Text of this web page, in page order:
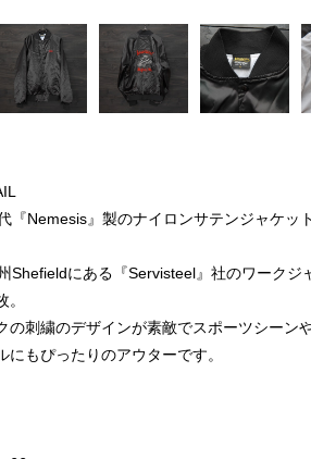
『Nemesis』製のナイロンサテンジャケット
Shefieldにある『Servisteel』社のワークジ
。
の刺繍のデザインが素敵でスポーツシーン
にもぴったりのアウターです。